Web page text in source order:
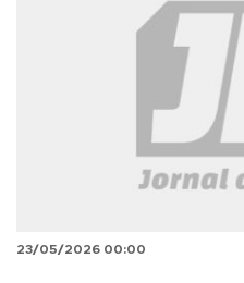
23/05/2026 00:00